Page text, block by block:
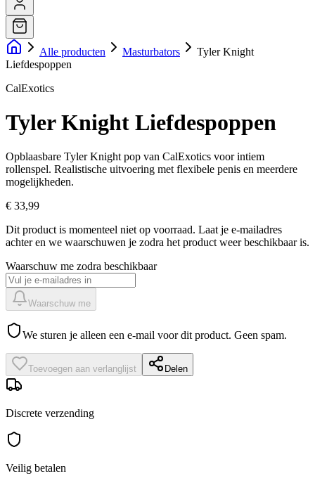
Alle producten Masturbators
Tyler Knight
Liefdespoppen
CalExotics
Tyler Knight Liefdespoppen
Opblaasbare Tyler Knight pop van CalExotics voor intiem
rollenspel. Realistische uitvoering met flexibele penis en meerdere
mogelijkheden.
€ 33,99
Dit product is momenteel niet op voorraad. Laat je e-mailadres
achter en we waarschuwen je zodra het product weer beschikbaar is.
Waarschuw me zodra beschikbaar
Waarschuw me
We sturen je alleen een e-mail voor dit product. Geen spam.
Toevoegen aan verlanglijst Delen
Discrete verzending
Veilig betalen